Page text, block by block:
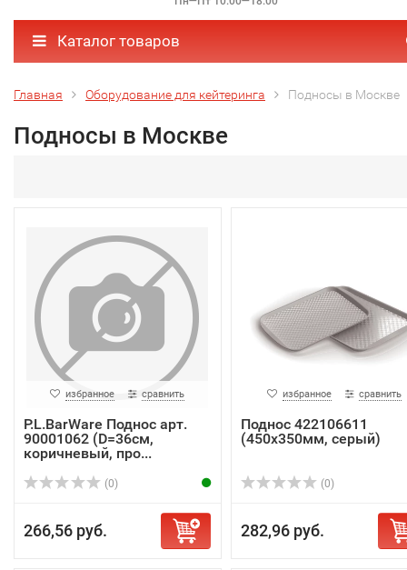
Каталог товаров
Главная Оборудование для кейтеринга Подносы в Москве
Подносы в Москве
избранное сравнить
P.L.BarWare Поднос арт.
90001062 (D=36см,
коричневый, про...
(0)
266,56 руб.
избранное сравнить
Поднос 422106611
(450x350мм, серый)
(0)
282,96 руб.